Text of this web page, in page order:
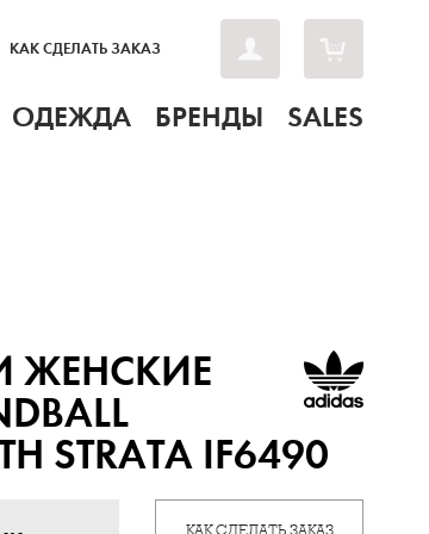
КАК СДЕЛАТЬ ЗАКАЗ
ОДЕЖДА БРЕНДЫ SALES
ЖЕНСКИЕ
STRATA IF6490
КАК СДЕЛАТЬ ЗАКАЗ